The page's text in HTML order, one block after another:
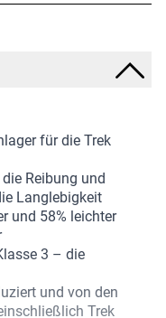
für die Trek
Reibung und
Langlebigkeit
und 58% leichter
3 – die
und von den
Trek